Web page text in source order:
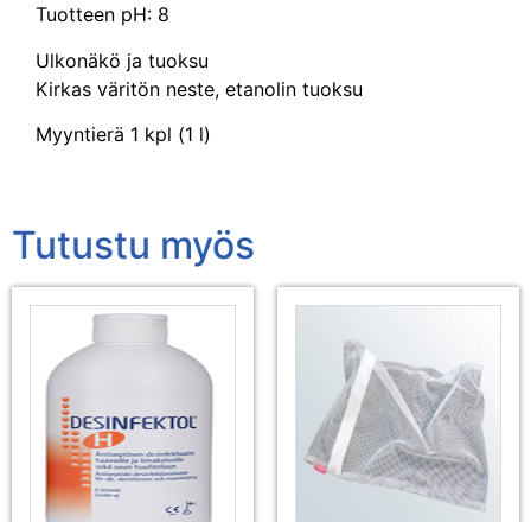
Tuotteen pH: 8
Ulkonäkö ja tuoksu
Kirkas väritön neste, etanolin tuoksu
Myyntierä 1 kpl (1 l)
Tutustu myös